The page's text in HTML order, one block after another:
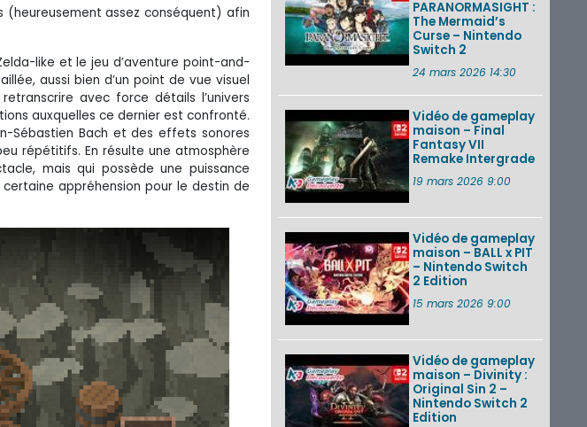
(heureusement assez conséquent) afin
like et le jeu d’aventure point-and-
aussi bien d’un point de vue visuel
avec force détails l’univers
auxquelles ce dernier est confronté.
Sébastien Bach et des effets sonores
répétitifs. En résulte une atmosphère
mais qui possède une puissance
appréhension pour le destin de
PARANORMASIGHT :
The Mermaid’s
Curse – Nintendo
Switch 2
24 mars 2026 14:30
Vidéo de gameplay
maison – Final
Fantasy VII
Remake Intergrade
19 mars 2026 9:00
Vidéo de gameplay
maison – BALL x PIT
– Nintendo Switch
2 Edition
15 mars 2026 9:00
Vidéo de gameplay
maison – Divinity :
Original Sin 2 –
Nintendo Switch 2
Edition